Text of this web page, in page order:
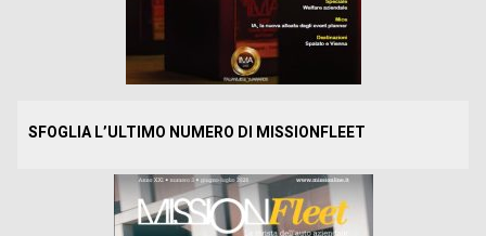
SFOGLIA L’ULTIMO NUMERO DI MISSIONFLEET